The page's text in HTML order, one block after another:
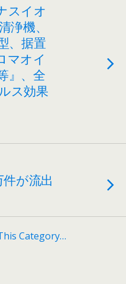
スイオ
機、
、据置
マオイ
』、全
ス効果
が流出
Category…